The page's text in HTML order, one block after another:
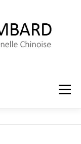
Menu